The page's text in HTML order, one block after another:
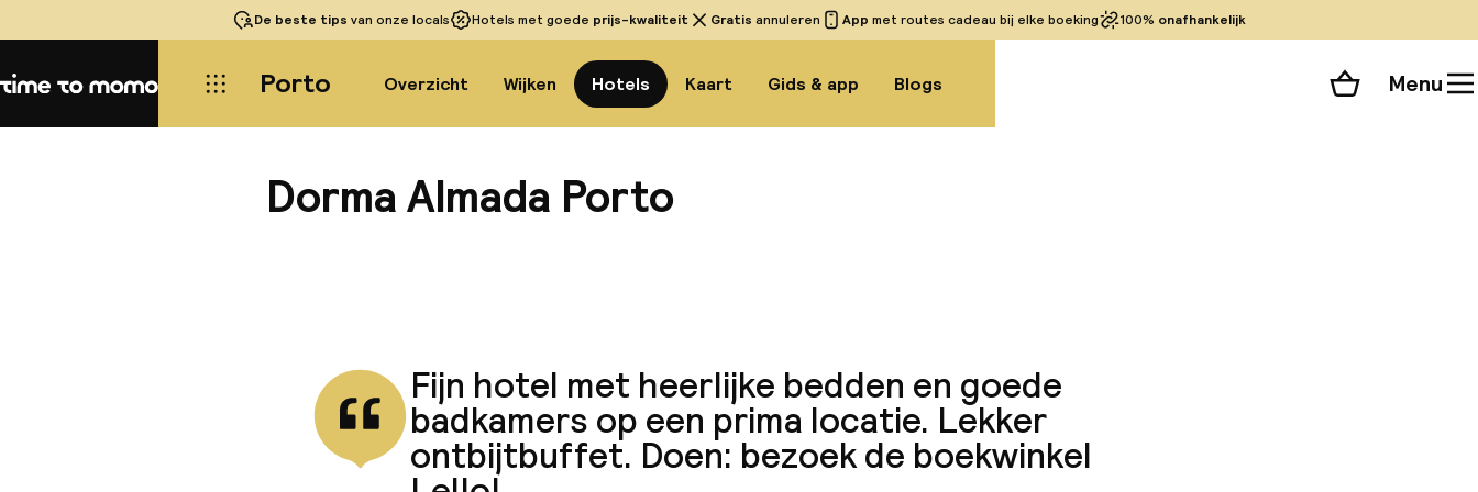
De beste tips van onze locals Hotels met goede prijs-kwaliteit Gratis annuleren App met routes cadeau bij elke boeking 100% onafhankelijk
Home Porto Overzicht Wijken Hotels Kaart Gids & app Blogs Winkelmand
Menu
Dorma Almada Porto
Fijn hotel met heerlijke bedden en goede
badkamers op een prima locatie. Lekker
ontbijtbuffet. Doen: bezoek de boekwinkel